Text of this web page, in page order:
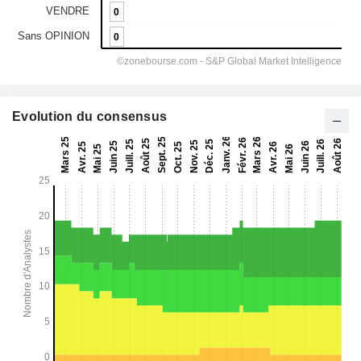
Evolution du consensus